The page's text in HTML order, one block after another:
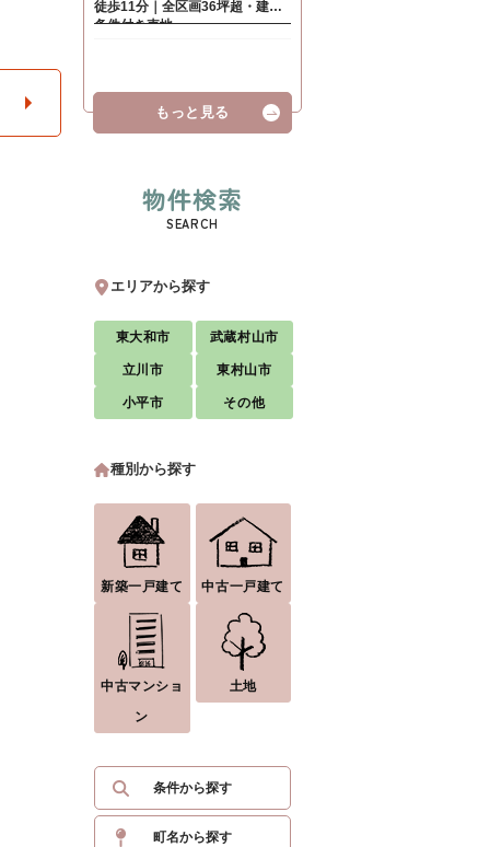
もっと見る
物件検索
SEARCH
エリアから探す
東大和市 武蔵村山市
立川市 東村山市
小平市 その他
種別から探す
新築一戸建て 中古一戸建て
中古マンショ
ン
土地
条件から探す
町名から探す